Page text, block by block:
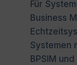
Für
Business
Systemen
BPSIM